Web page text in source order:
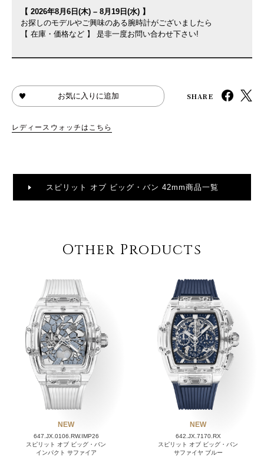
【 2026年8月6日(木) – 8月19日(水) 】
お探しのモデルやご興味のある腕時計がございましたら
【 在庫・価格など 】 是非一度お問い合わせ下さい!
お気に入りに追加 SHARE
レディースウォッチはこちら
スピリット オブ ビッグ・バン 42mm商品一覧
Other Products
NEW
647.JX.0106.RW.IMP26
スピリット オブ ビッグ・バン
インパクト サファイア
NEW
642.JX.7170.RX
スピリット オブ ビッグ・バン
サファイヤ ブルー